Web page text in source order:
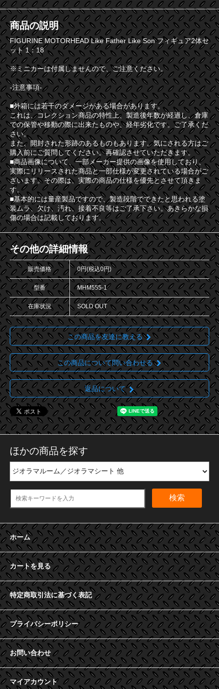
商品の説明
FIGURINE MOTORHEAD Like Father Like Son フィギュア2体セ
ット 1：18
※ミニカーは付属しませんので、ご注意ください。
-注意事項-
■外箱には若干のダメージがある場合があります。
これは、コレクション商品の特性上、製造後年数が経過し、倉庫
での保管や移動の際に出来たものや、経年劣化です。ご了承くだ
さい。
また、開封された形跡のあるものもあります。気にされる方はご
購入前にご質問してください。再確認させていただきます。
■商品画像について、一部メーカー提供の画像を使用しており、
実際にリリースされた商品と一部仕様が変更されている場合がご
ざいます。その際は、実際の商品の仕様を優先とさせて頂きま
す。
■基本的には量産製品ですので、製造段階でできたと思われる塗
装ムラ、欠け、汚れ、接着不良等はご了承下さい。あきらかな損
傷の場合は記載しております。
その他の詳細情報
販売価格 0円(税込0円)
型番 MHM555-1
在庫状況 SOLD OUT
この商品を友達に教える
この商品について問い合わせる
返品について
ほかの商品を探す
検索
ホーム
カートを見る
特定商取引法に基づく表記
プライバシーポリシー
お問い合わせ
マイアカウント